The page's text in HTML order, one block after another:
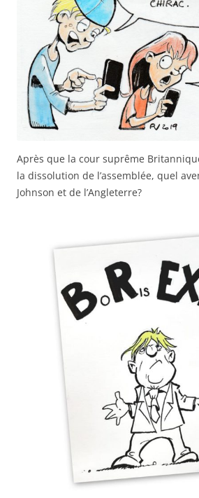
Après que la cour suprême
la dissolution de l’assemblée, quel
Johnson et de l’Angleterre?